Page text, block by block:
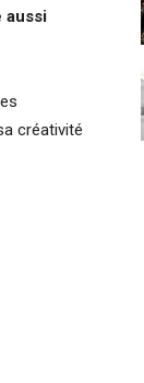
aussi
créativité